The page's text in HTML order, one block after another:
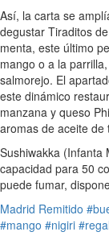
Así, la carta se
degustar Tiraditos
menta, este último
mango o a la
salmorejo. El
este dinámico
manzana y queso
aromas de aceite
Sushiwakka (Infanta
capacidad para 50
puede fumar,
Madrid Remitido
#mango #nigiri